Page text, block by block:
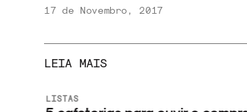
17 de Novembro, 2017
LEIA MAIS
LISTAS